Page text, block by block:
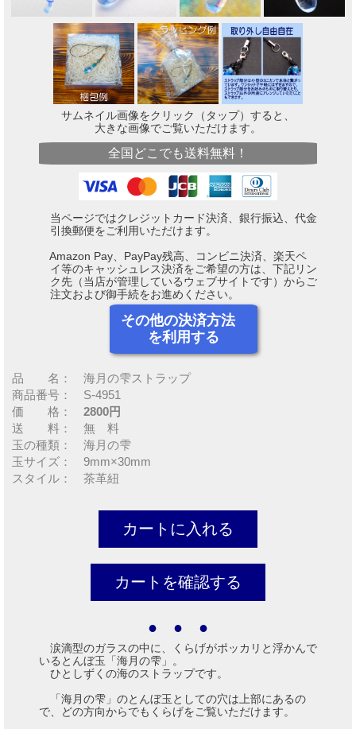
サムネイル画像をクリック（タップ）すると、
大きな画像でご覧いただけます。
全国どこでも送料無料！
当ページではクレジットカード決済、銀行振込、代金
引換郵便をご利用いただけます。
Amazon Pay、PayPay残高、コンビニ決済、楽天ペ
イ等のキャッシュレス決済をご希望の方は、下記リン
ク先（当店が管理しているウェブサイトです）からご
注文および御手続をお進めください。
その他の決済方法
を利用する
品 名： 海月の雫ストラップ
商品番号： S-4951
価 格： 2800円
送 料： 無 料
玉の種類： 海月の雫
玉サイズ： 9mm×30mm
スタイル： 茶革紐
● ● ●
涙滴型のガラスの中に、くらげがポッカリと浮かんで
いるとんぼ玉「海月の雫」。
ひとしずくの海のストラップです。
「海月の雫」のとんぼ玉としての穴は上部にあるの
で、どの方向からでもくらげをご覧いただけます。